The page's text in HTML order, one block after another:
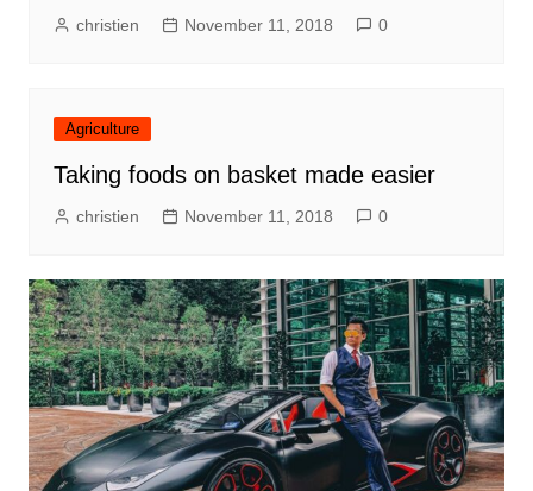
christien November 11, 2018 0
Agriculture
Taking foods on basket made easier
christien November 11, 2018 0